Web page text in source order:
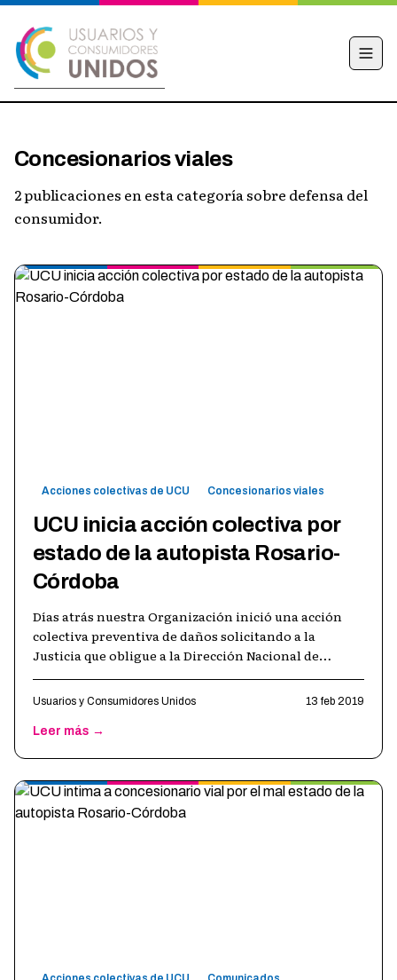
CAMPAÑA
NOTICIAS
EDUCACIÓN FINANCIERA
OBSERVATORIO
Concesionarios viales
2 publicaciones en esta categoría sobre defensa del
consumidor.
Acciones colectivas de UCU Concesionarios viales
UCU inicia acción colectiva por
estado de la autopista Rosario-
Córdoba
Días atrás nuestra Organización inició una acción
colectiva preventiva de daños solicitando a la
Justicia que obligue a la Dirección Nacional de
Usuarios y Consumidores Unidos 13 feb 2019
Leer más →